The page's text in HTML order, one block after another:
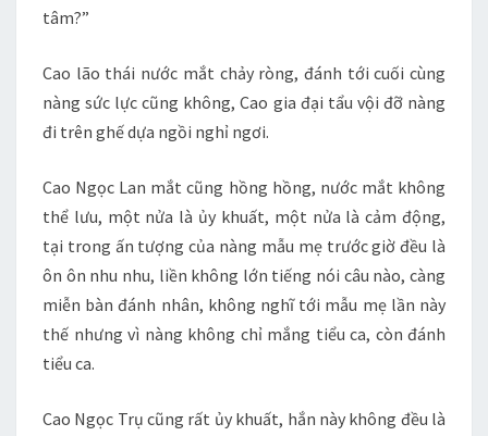
tâm?”
Cao lão thái nước mắt chảy ròng, đánh tới cuối cùng
nàng sức lực cũng không, Cao gia đại tẩu vội đỡ nàng
đi trên ghế dựa ngồi nghỉ ngơi.
Cao Ngọc Lan mắt cũng hồng hồng, nước mắt không
thể lưu, một nửa là ủy khuất, một nửa là cảm động,
tại trong ấn tượng của nàng mẫu mẹ trước giờ đều là
ôn ôn nhu nhu, liền không lớn tiếng nói câu nào, càng
miễn bàn đánh nhân, không nghĩ tới mẫu mẹ lần này
thế nhưng vì nàng không chỉ mắng tiểu ca, còn đánh
tiểu ca.
Cao Ngọc Trụ cũng rất ủy khuất, hắn này không đều là